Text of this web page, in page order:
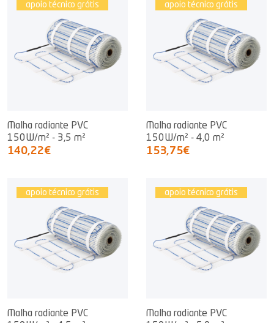
apoio técnico grátis
Malha radiante PVC
150W/m² - 3,5 m²
140,22€
apoio técnico grátis
Malha radiante PVC
150W/m² - 4,0 m²
153,75€
apoio técnico grátis
Malha radiante PVC
apoio técnico grátis
Malha radiante PVC